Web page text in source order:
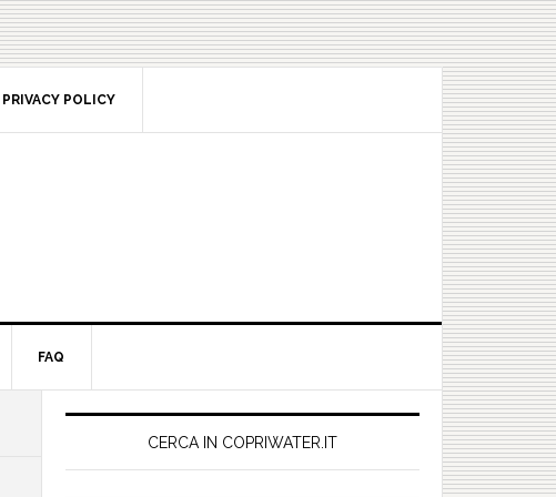
PRIVACY POLICY
FAQ
Primary
SidebarCERCA IN COPRIWATER.IT